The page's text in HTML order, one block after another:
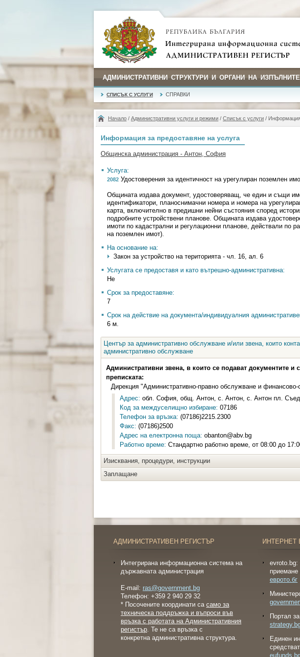
АДМИНИСТРАТИВНИ СТРУКТУРИ И ОРГАНИ НА
СПИСЪК С УСЛУГИ СПРАВКИ
Начало / Административни услуги и режими / Списък с услуги / Информация
Информация за предоставяне на услуга
Общинска администрация - Антон, София
Услуга:
2082 Удостоверения за идентичност на урегулиран поземлен
Общината издава документ, удостоверяващ, че един и същи
идентификатори, планоснимачни номера и номера на
карта, включително в предишни нейни състояния според
подробните устройствени планове. Общината издава
имоти по кадастрални и регулационни планове, действали по
на поземлен имот).
На основание на:
Закон за устройство на територията - чл. 16, ал. 6
Услугата се предоставя и като вътрешно-административна:
Не
Срок за предоставяне:
7
Срок на действие на документа/индивидуалния
6 м.
Център за административно обслужване и/или звена, които
административно обслужване
Административни звена, в които се подават документите
преписката:
Дирекция "Административно-правно обслужване и финансово-
Адрес: обл. София, общ. Антон, с. Антон, с. Антон пл.
Код за междуселищно избиране: 07186
Телефон за връзка: (07186)2215.2300
Факс: (07186)2500
Адрес на електронна поща: obanton@abv.bg
Работно време: Стандартно работно време, от 08:00 до
Изисквания, процедури, инструкции
Заплащане
АДМИНИСТРАТИВЕН РЕГИСТЪР
Интегрирана информационна система на
държавната администрация
E-mail: ras@government.bg
Телефон: +359 2 940 29 32
* Посочените координати са само за
техническа поддръжка и въпроси във
връзка с работата на Административния
регистър. Те не са връзка с
конкретна административна структура.
ИНТЕРНЕТ
приемане
еврото.бг
Портал
Eдинен